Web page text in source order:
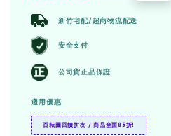
新竹宅配/超商物流配送
安全支付
公司貨正品保證
適用優惠
百耘圖回饋拼友 / 商品全面85折!